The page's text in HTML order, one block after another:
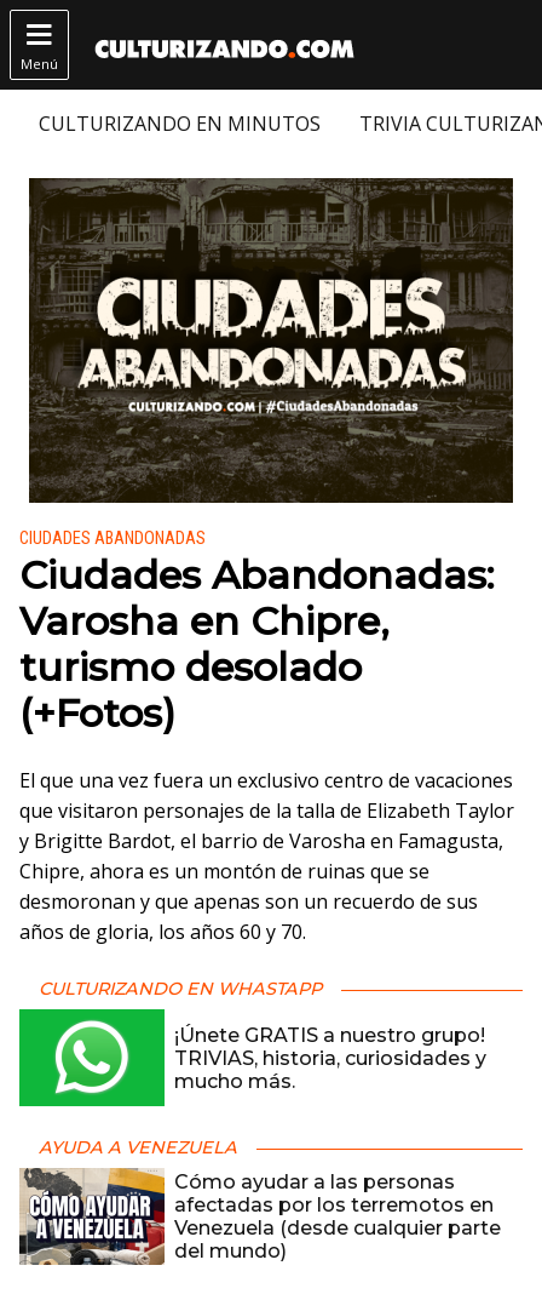

Menú
CULTURIZANDO EN MINUTOS TRIVIA
Publicado en:
CIUDADES ABANDONADAS
Ciudades Abandonadas:
Varosha en Chipre,
turismo desolado
(+Fotos)
El que una vez fuera un exclusivo centro de vacaciones
que visitaron personajes de la talla de Elizabeth Taylor
y Brigitte Bardot, el barrio de Varosha en Famagusta,
Chipre, ahora es un montón de ruinas que se
desmoronan y que apenas son un recuerdo de sus
años de gloria, los años 60 y 70.
CULTURIZANDO EN WHASTAPP
¡Únete GRATIS a nuestro grupo!
TRIVIAS, historia, curiosidades y
mucho más.
AYUDA A VENEZUELA
Cómo ayudar a las personas
afectadas por los terremotos en
Venezuela (desde cualquier parte
del mundo)